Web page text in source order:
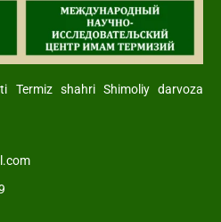
Termiz shahri Shimoliy darvoza